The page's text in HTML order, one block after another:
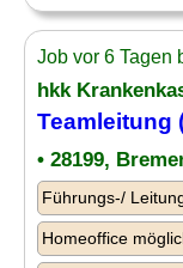
Job vor 6 Tagen
hkk
Teamleitung
• 28199,
Führungs-/
Homeoffice